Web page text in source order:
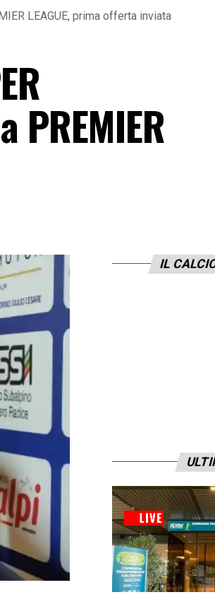
LEAGUE, prima offerta inviata
PREMIER
IL